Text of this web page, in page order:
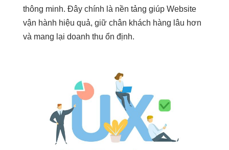
thông minh. Đây chính là nền tảng giúp Website
vận hành hiệu quả, giữ chân khách hàng lâu hơn
và mang lại doanh thu ổn định.